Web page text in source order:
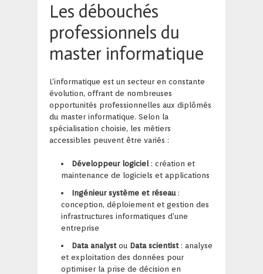
Les débouchés
professionnels du
master informatique
L’informatique est un secteur en constante
évolution, offrant de nombreuses
opportunités professionnelles aux diplômés
du master informatique. Selon la
spécialisation choisie, les métiers
accessibles peuvent être variés :
Développeur logiciel: création et
maintenance de logiciels et applications
Ingénieur système et réseau:
conception, déploiement et gestion des
infrastructures informatiques d’une
entreprise
Data analystou Data scientist: analyse
et exploitation des données pour
optimiser la prise de décision en